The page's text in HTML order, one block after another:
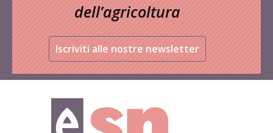
dell’agricoltura
Iscriviti alle nostre newsletter